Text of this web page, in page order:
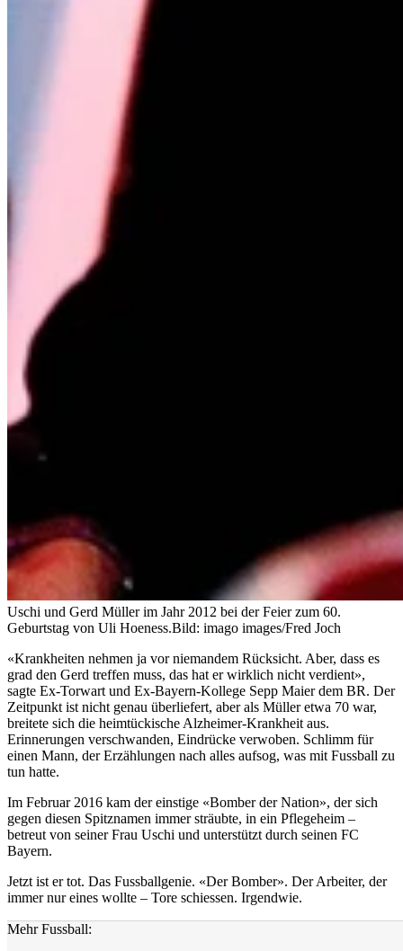
Uschi und Gerd Müller im Jahr 2012 bei der Feier zum 60.
Geburtstag von Uli Hoeness.Bild: imago images/Fred Joch
«Krankheiten nehmen ja vor niemandem Rücksicht. Aber, dass es
grad den Gerd treffen muss, das hat er wirklich nicht verdient»,
sagte Ex-Torwart und Ex-Bayern-Kollege Sepp Maier dem BR. Der
Zeitpunkt ist nicht genau überliefert, aber als Müller etwa 70 war,
breitete sich die heimtückische Alzheimer-Krankheit aus.
Erinnerungen verschwanden, Eindrücke verwoben. Schlimm für
einen Mann, der Erzählungen nach alles aufsog, was mit Fussball zu
tun hatte.
Im Februar 2016 kam der einstige «Bomber der Nation», der sich
gegen diesen Spitznamen immer sträubte, in ein Pflegeheim –
betreut von seiner Frau Uschi und unterstützt durch seinen FC
Bayern.
Jetzt ist er tot. Das Fussballgenie. «Der Bomber». Der Arbeiter, der
immer nur eines wollte – Tore schiessen. Irgendwie.
Mehr Fussball: